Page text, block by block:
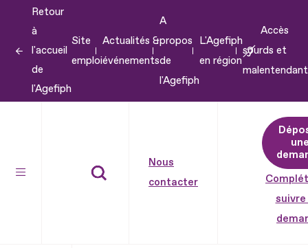
contenu
Retour
à
l'accueil
de
l'Agefiph
Site
emploi
Actualités &
événements
A
propos
de
l'Agefiph
L'Agefiph
en région
Accès
sourds et
Nous
contacter
suivre